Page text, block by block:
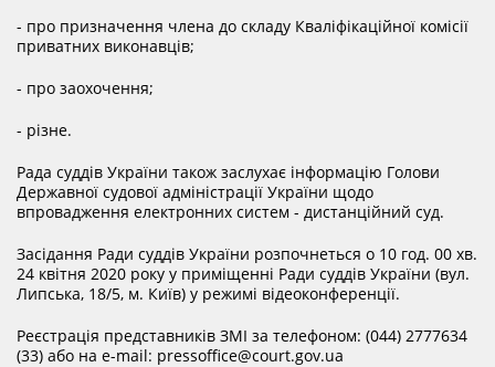
ГАЛЕРЕЯ
КОНТАКТИ
- про призначення члена до складу Кваліфікаційної комісії
приватних виконавців;
- про заохочення;
- різне.
Рада суддів України також заслухає інформацію Голови
Державної судової адміністрації України щодо
впровадження електронних систем - дистанційний суд.
Засідання Ради суддів України розпочнеться о 10 год. 00 хв.
24 квітня 2020 року у приміщенні Ради суддів України (вул.
Липська, 18/5, м. Київ) у режимі відеоконференції.
Реєстрація представників ЗМІ за телефоном: (044) 2777634
(33) або на e-mail: pressoffice@court.gov.ua